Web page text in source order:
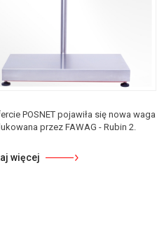
POSNET pojawiła się nowa waga
przez FAWAG - Rubin 2.
więcej